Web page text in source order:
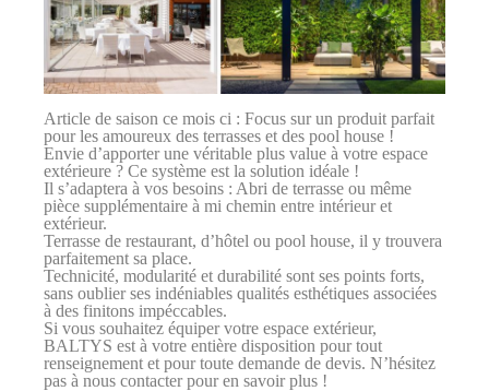
Article de saison ce mois ci : Focus sur un produit parfait
pour les amoureux des terrasses et des pool house !
Envie d’apporter une véritable plus value à votre espace
extérieure ? Ce système est la solution idéale !
Il s’adaptera à vos besoins : Abri de terrasse ou même
pièce supplémentaire à mi chemin entre intérieur et
extérieur.
Terrasse de restaurant, d’hôtel ou pool house, il y trouvera
parfaitement sa place.
Technicité, modularité et durabilité sont ses points forts,
sans oublier ses indéniables qualités esthétiques associées
à des finitons impéccables.
Si vous souhaitez équiper votre espace extérieur,
BALTYS est à votre entière disposition pour tout
renseignement et pour toute demande de devis. N’hésitez
pas à nous contacter pour en savoir plus !